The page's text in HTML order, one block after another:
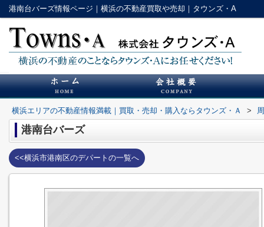
港南台バーズ情報ページ｜横浜の不動産買取や売却｜タウンズ・A
横浜エリアの不動産情報満載｜買取・売却・購入ならタウンズ・Ａ >
港南台バーズ
<<横浜市港南区のデパートの一覧へ